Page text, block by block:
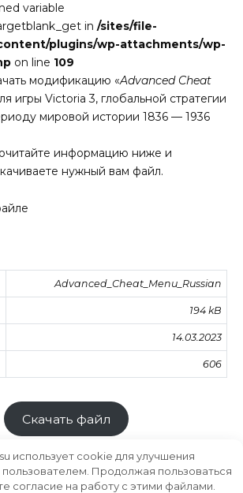
variable
in /sites/file-
plugins/wp-attachments/wp-
on line 109
модификацию «Advanced Cheat
игры Victoria 3, глобальной стратегии
мировой истории 1836 — 1936
информацию ниже и
нужный вам файл.
Advanced_Cheat_Menu_Russian
194 kB
14.03.2023
606
Скачать файл
использует cookie для улучшения
пользователем. Продолжая пользоваться
согласие на работу с этими файлами.